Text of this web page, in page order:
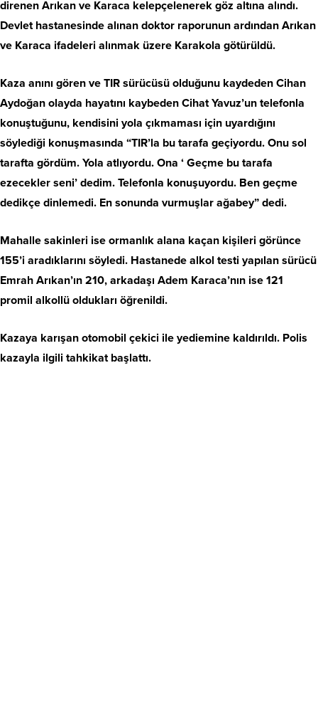
direnen Arıkan ve Karaca kelepçelenerek göz altına alındı.
Devlet hastanesinde alınan doktor raporunun ardından Arıkan
ve Karaca ifadeleri alınmak üzere Karakola götürüldü.
Kaza anını gören ve TIR sürücüsü olduğunu kaydeden Cihan
Aydoğan olayda hayatını kaybeden Cihat Yavuz’un telefonla
konuştuğunu, kendisini yola çıkmaması için uyardığını
söylediği konuşmasında “TIR’la bu tarafa geçiyordu. Onu sol
tarafta gördüm. Yola atlıyordu. Ona ‘ Geçme bu tarafa
ezecekler seni’ dedim. Telefonla konuşuyordu. Ben geçme
dedikçe dinlemedi. En sonunda vurmuşlar ağabey” dedi.
Mahalle sakinleri ise ormanlık alana kaçan kişileri görünce
155’i aradıklarını söyledi. Hastanede alkol testi yapılan sürücü
Emrah Arıkan’ın 210, arkadaşı Adem Karaca’nın ise 121
promil alkollü oldukları öğrenildi.
Kazaya karışan otomobil çekici ile yediemine kaldırıldı. Polis
kazayla ilgili tahkikat başlattı.